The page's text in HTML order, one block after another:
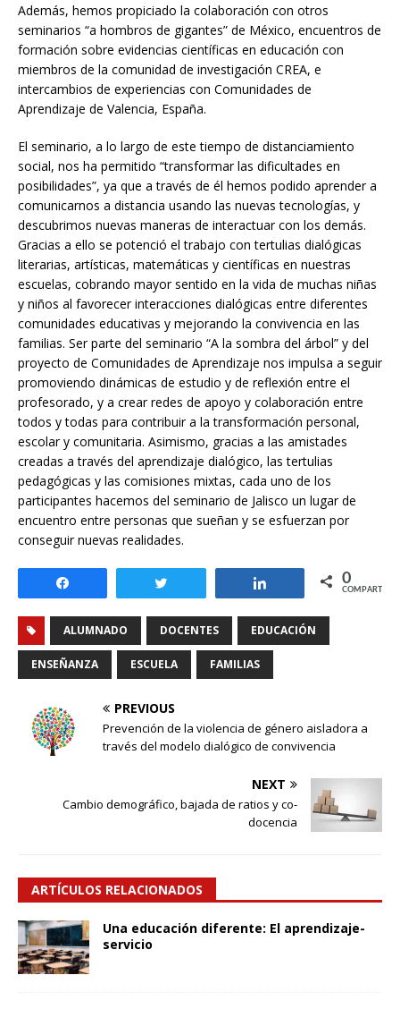
Además, hemos propiciado la colaboración con otros
seminarios “a hombros de gigantes” de México, encuentros de
formación sobre evidencias científicas en educación con
miembros de la comunidad de investigación CREA, e
intercambios de experiencias con Comunidades de
Aprendizaje de Valencia, España.
El seminario, a lo largo de este tiempo de distanciamiento
social, nos ha permitido “transformar las dificultades en
posibilidades”, ya que a través de él hemos podido aprender a
comunicarnos a distancia usando las nuevas tecnologías, y
descubrimos nuevas maneras de interactuar con los demás.
Gracias a ello se potenció el trabajo con tertulias dialógicas
literarias, artísticas, matemáticas y científicas en nuestras
escuelas, cobrando mayor sentido en la vida de muchas niñas
y niños al favorecer interacciones dialógicas entre diferentes
comunidades educativas y mejorando la convivencia en las
familias. Ser parte del seminario “A la sombra del árbol” y del
proyecto de Comunidades de Aprendizaje nos impulsa a seguir
promoviendo dinámicas de estudio y de reflexión entre el
profesorado, y a crear redes de apoyo y colaboración entre
todos y todas para contribuir a la transformación personal,
escolar y comunitaria. Asimismo, gracias a las amistades
creadas a través del aprendizaje dialógico, las tertulias
pedagógicas y las comisiones mixtas, cada uno de los
participantes hacemos del seminario de Jalisco un lugar de
encuentro entre personas que sueñan y se esfuerzan por
conseguir nuevas realidades.
Compartir 0
COMPARTIR
ALUMNADO DOCENTES EDUCACIÓN
ENSEÑANZA ESCUELA FAMILIAS
PREVIOUS
Prevención de la violencia de género aisladora a
través del modelo dialógico de convivencia
NEXT
Cambio demográfico, bajada de ratios y co-
docencia
ARTÍCULOS RELACIONADOS
Una educación diferente: El aprendizaje-
servicio